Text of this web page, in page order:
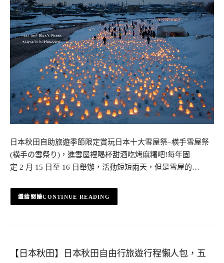
日本秋田自助旅遊季節限定賞玩日本十大雪屋祭–橫手雪屋祭
(横手の雪祭り)，進雪屋裡喝杯甜酒吃烤麻糬吧!每年固
定 2 月 15 日至 16 日舉辦，活動短短兩天，但是雪屋的…
CONTINUE READING
【日本秋田】日本秋田自由行旅遊行程懶人包，五